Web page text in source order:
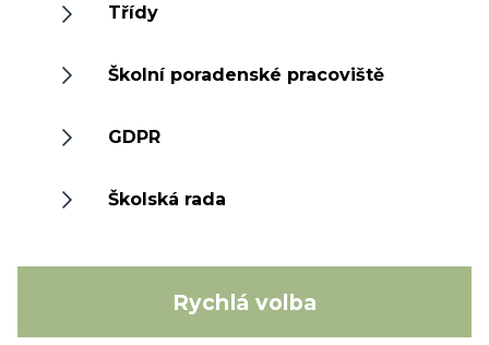
Třídy
Školní poradenské pracoviště
GDPR
Školská rada
Rychlá volba